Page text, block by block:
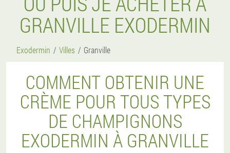
GRANVILLE EXODERMIN
Exodermin Villes Granville
COMMENT OBTENIR UNE
CRÈME POUR TOUS TYPES
DE CHAMPIGNONS
EXODERMIN À GRANVILLE